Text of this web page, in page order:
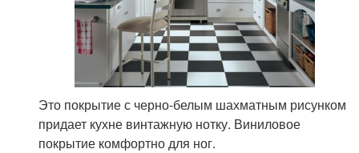
Это покрытие с черно-белым шахматным рисунком
придает кухне винтажную нотку. Виниловое
покрытие комфортно для ног.